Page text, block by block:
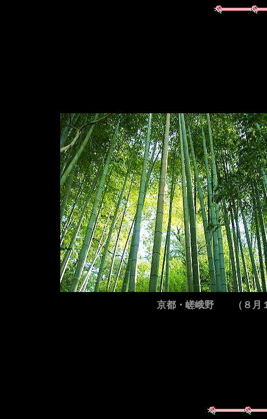
京都・嵯峨野 （８月